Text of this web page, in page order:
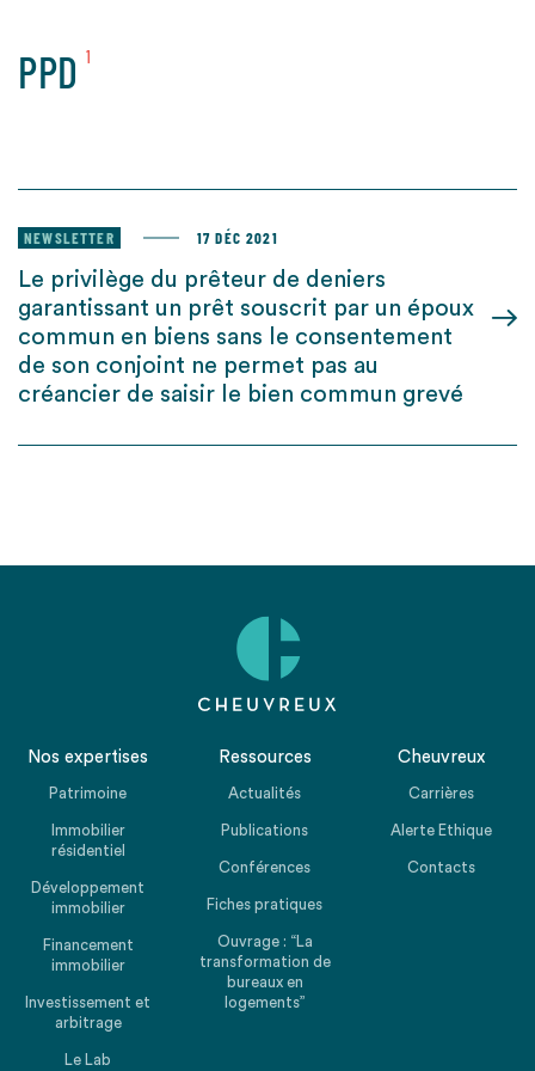
PPD 1
NEWSLETTER 17 DÉC 2021
Le privilège du prêteur de deniers
garantissant un prêt souscrit par un époux
commun en biens sans le consentement
de son conjoint ne permet pas au
créancier de saisir le bien commun grevé
Nos expertises
Patrimoine
Immobilier
résidentiel
Développement
immobilier
Financement
immobilier
Investissement et
arbitrage
Le Lab
Ressources
Actualités
Publications
Conférences
Fiches pratiques
Ouvrage : “La
transformation de
bureaux en
logements”
Cheuvreux
Carrières
Alerte Ethique
Contacts